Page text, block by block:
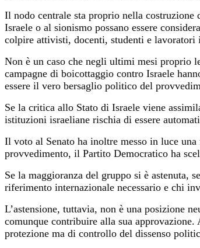
Il nodo centrale sta proprio nella
Israele o al sionismo possano essere
colpire attivisti, docenti, studenti e
Non è un caso che negli ultimi mesi proprio
campagne di boicottaggio contro Israele
essere il vero bersaglio politico del
Se la critica allo Stato di Israele viene
istituzioni israeliane rischia di essere
Il voto al Senato ha inoltre messo in luce
provvedimento, il Partito Democratico ha
Se la maggioranza del gruppo si è
riferimento internazionale necessario e chi
L’astensione, tuttavia, non è una posizione
comunque contribuire alla sua
protezione ma di controllo del dissenso